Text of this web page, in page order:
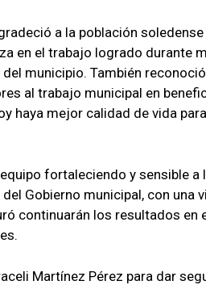
a la población soledense
en el trabajo logrado durante
municipio. También
al trabajo municipal en
haya mejor calidad de vida
fortaleciendo y sensible a
Gobierno municipal, con una
continuarán los resultados en
Martínez Pérez para dar